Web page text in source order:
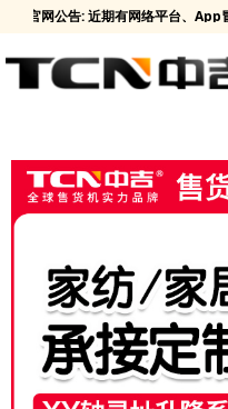
网公告: 近期有网络平台、App冒